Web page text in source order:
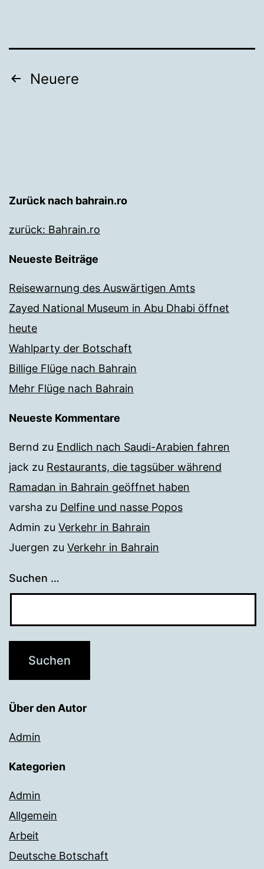
Seitennummerierung
Neuere
Zurück nach bahrain.ro
zurück: Bahrain.ro
Neueste Beiträge
Reisewarnung des Auswärtigen Amts
Zayed National Museum in Abu Dhabi öffnet
heute
Wahlparty der Botschaft
Billige Flüge nach Bahrain
Mehr Flüge nach Bahrain
Neueste Kommentare
Bernd zu Endlich nach Saudi-Arabien fahren
jack zu Restaurants, die tagsüber während
Ramadan in Bahrain geöffnet haben
varsha zu Delfine und nasse Popos
Admin zu Verkehr in Bahrain
Juergen zu Verkehr in Bahrain
Suchen …
Über den Autor
Admin
Kategorien
Admin
Allgemein
Arbeit
Deutsche Botschaft